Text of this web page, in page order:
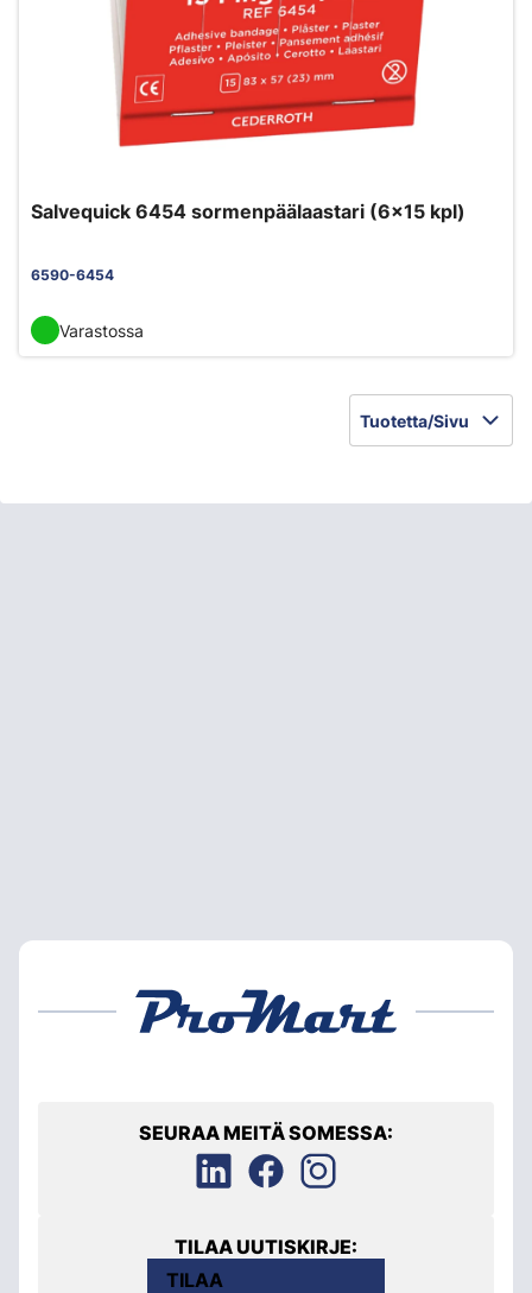
Salvequick 6454 sormenpäälaastari (6x15 kpl)
6590-6454
Varastossa
Tuotetta/Sivu
SEURAA MEITÄ SOMESSA:
TILAA UUTISKIRJE:
TILAA